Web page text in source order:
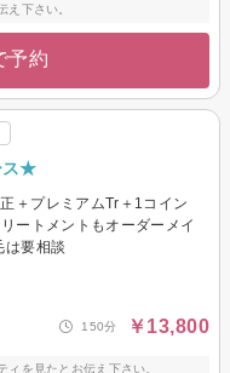
え下さい。
予約
ス★
＋プレミアムTr＋1コイン
ートメントもオーダーメイ
は要相談
150分 ￥13,800
を見たとお伝え下さい。